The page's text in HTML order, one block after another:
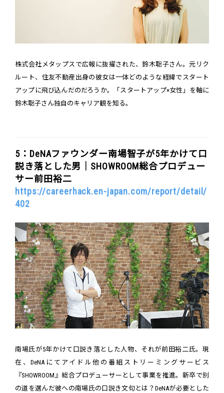
株式会社メタップスで広報に抜擢された、鈴木聡子さん。元リク
ルート、住友不動産出身の彼女は一体どのような経緯でスタート
アップに飛び込んだのだろうか。「スタートアップ×女性」を軸に
鈴木聡子さん独自のキャリア観を知る。
5：DeNAファウンダー南場智子が5年かけて口
説き落とした男｜SHOWROOM総合プロデュー
サー前田裕二
https://careerhack.en-japan.com/report/detail/
402
南場氏が5年かけて口説き落とした人物、それが前田裕二氏。現
在、DeNAにてアイドル他の番組ストリーミングサービス
『SHOWROOM』総合プロデューサーとして事業を推進。新卒で別
の道を選んだ彼への南場氏の口説き文句とは？DeNAが必要とした